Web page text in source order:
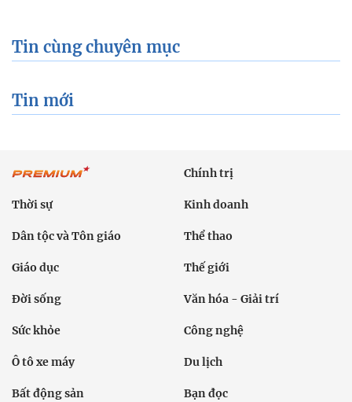
Tin cùng chuyên mục
Tin mới
Chính trị
Thời sự Kinh doanh
Dân tộc và Tôn giáo Thể thao
Giáo dục Thế giới
Đời sống Văn hóa - Giải trí
Sức khỏe Công nghệ
Ô tô xe máy Du lịch
Bất động sản Bạn đọc